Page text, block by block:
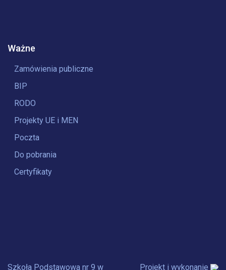
Ważne
Zamówienia publiczne
BIP
RODO
Projekty UE i MEN
Poczta
Do pobrania
Certyfikaty
Szkoła Podstawowa nr 9 w Projekt i wykonanie